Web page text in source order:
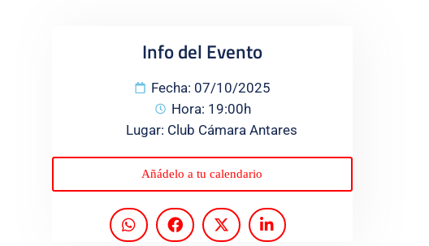
Info del Evento
Fecha: 07/10/2025
Hora: 19:00h
Lugar: Club Cámara Antares
Añádelo a tu calendario